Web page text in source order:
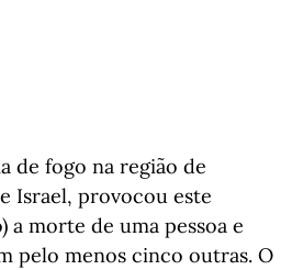
de fogo na região de
Israel, provocou este
a morte de uma pessoa e
pelo menos cinco outras. O